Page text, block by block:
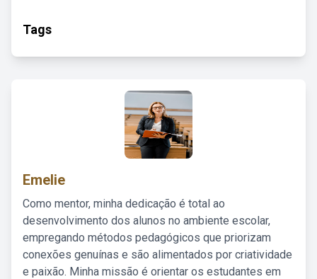
Tags
Emelie
Como mentor, minha dedicação é total ao
desenvolvimento dos alunos no ambiente escolar,
empregando métodos pedagógicos que priorizam
conexões genuínas e são alimentados por criatividade
e paixão. Minha missão é orientar os estudantes em